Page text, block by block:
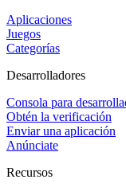
Aplicaciones
Juegos
Categorías
Desarrolladores
Consola para
Obtén la verificación
Enviar una aplicación
Anúnciate
Recursos